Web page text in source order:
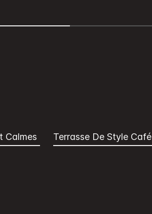
Calmes Terrasse De Style Café